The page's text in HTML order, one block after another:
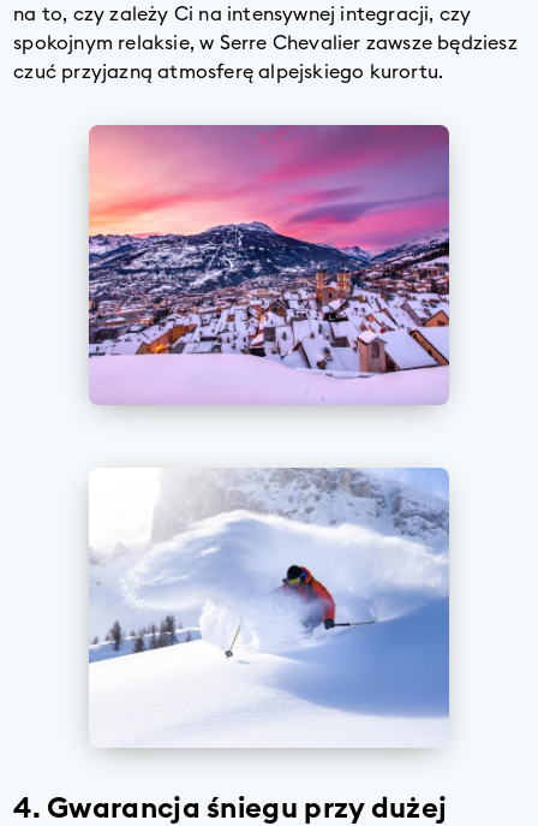
na to, czy zależy Ci na intensywnej integracji, czy
spokojnym relaksie, w Serre Chevalier zawsze będziesz
czuć przyjazną atmosferę alpejskiego kurortu.
4. Gwarancja śniegu przy dużej